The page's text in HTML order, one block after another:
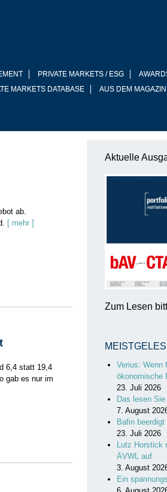
PRIVATE MARKETS / ESG
MARKETS DATABASE AUS DEM MAGAZIN
ab.
[ mehr ]
6,4 statt 19,4
gab es nur im
Aktuelle
Zum Lesen
Verius: Wenn
ökonomische
23. Juli 2026
Das lesen
7. August
Bafin
23. Juli 2026
Lutz Horstick
ÄVWL auf
3. August
Ein